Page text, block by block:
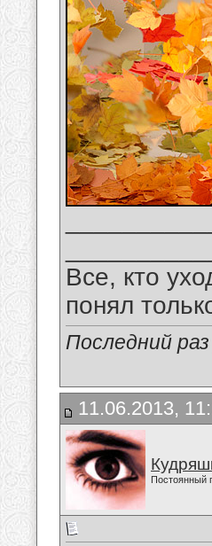
Все, кто
понял
Последний
11.06.2013,
Постоянный